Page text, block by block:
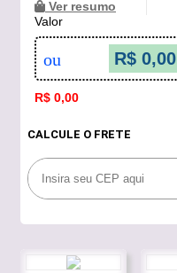
Ver resumo
Valor
ou R$ 0,00
R$ 0,00